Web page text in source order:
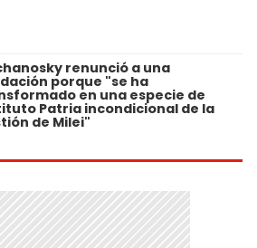
renunció a una
porque "se ha
en una especie de
Patria incondicional de la
de Milei"